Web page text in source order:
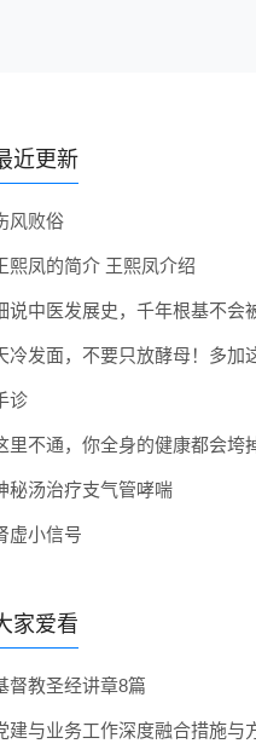
近更新
风败俗
熙凤的简介 王熙凤介绍
诊
里不通，你全身的健康都会垮
秘汤治疗支气管哮喘
虚小信号
家爱看
督教圣经讲章8篇
建与业务工作深度融合措施与